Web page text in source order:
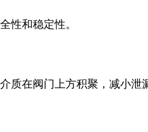
性和稳定性。
在阀门上方积聚，减小泄